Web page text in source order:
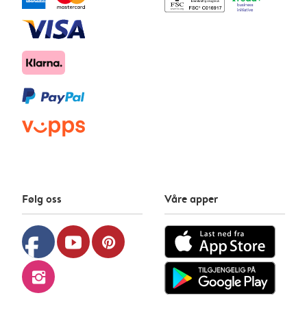
Følg oss
facebook youtube pinterest
instagram
Våre apper